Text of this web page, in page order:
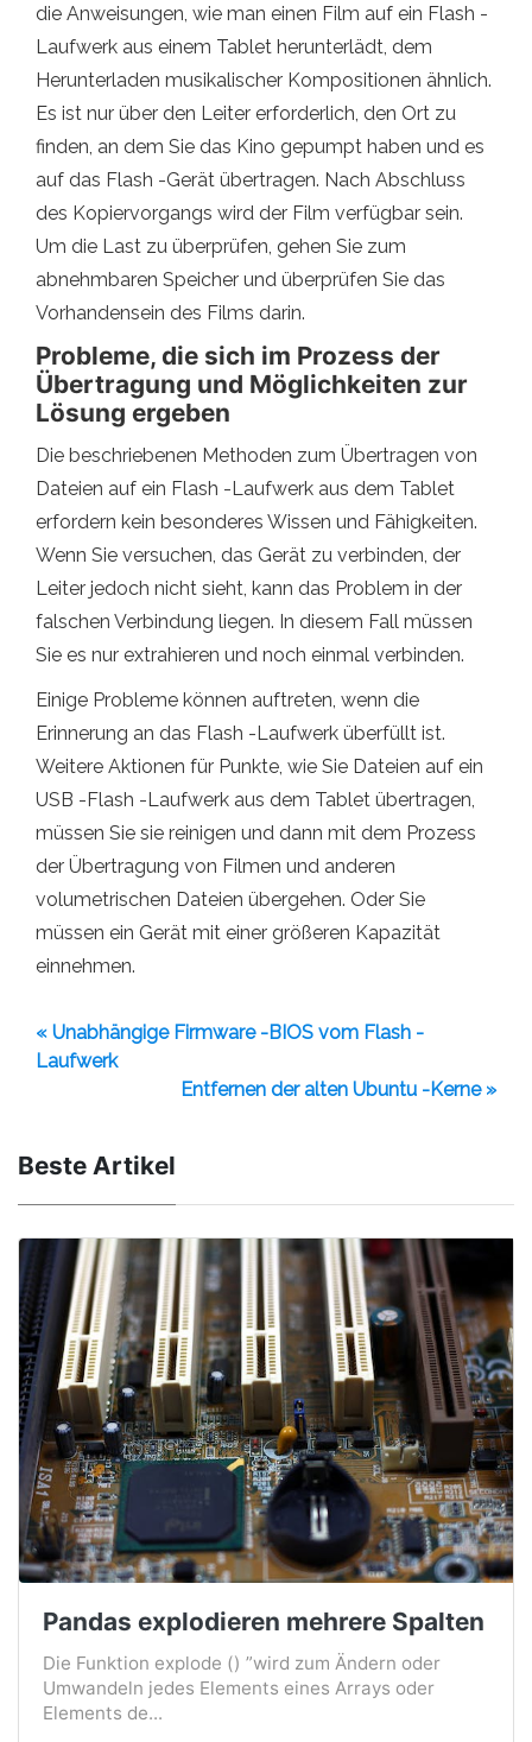
die Anweisungen, wie man einen Film auf ein Flash -
Laufwerk aus einem Tablet herunterlädt, dem
Herunterladen musikalischer Kompositionen ähnlich.
Es ist nur über den Leiter erforderlich, den Ort zu
finden, an dem Sie das Kino gepumpt haben und es
auf das Flash -Gerät übertragen. Nach Abschluss
des Kopiervorgangs wird der Film verfügbar sein.
Um die Last zu überprüfen, gehen Sie zum
abnehmbaren Speicher und überprüfen Sie das
Vorhandensein des Films darin.
Probleme, die sich im Prozess der
Übertragung und Möglichkeiten zur
Lösung ergeben
Die beschriebenen Methoden zum Übertragen von
Dateien auf ein Flash -Laufwerk aus dem Tablet
erfordern kein besonderes Wissen und Fähigkeiten.
Wenn Sie versuchen, das Gerät zu verbinden, der
Leiter jedoch nicht sieht, kann das Problem in der
falschen Verbindung liegen. In diesem Fall müssen
Sie es nur extrahieren und noch einmal verbinden.
Einige Probleme können auftreten, wenn die
Erinnerung an das Flash -Laufwerk überfüllt ist.
Weitere Aktionen für Punkte, wie Sie Dateien auf ein
USB -Flash -Laufwerk aus dem Tablet übertragen,
müssen Sie sie reinigen und dann mit dem Prozess
der Übertragung von Filmen und anderen
volumetrischen Dateien übergehen. Oder Sie
müssen ein Gerät mit einer größeren Kapazität
einnehmen.
« Unabhängige Firmware -BIOS vom Flash -
Laufwerk
Entfernen der alten Ubuntu -Kerne »
Beste Artikel
Pandas explodieren mehrere Spalten
Die Funktion explode () ”wird zum Ändern oder
Umwandeln jedes Elements eines Arrays oder
Elements de...